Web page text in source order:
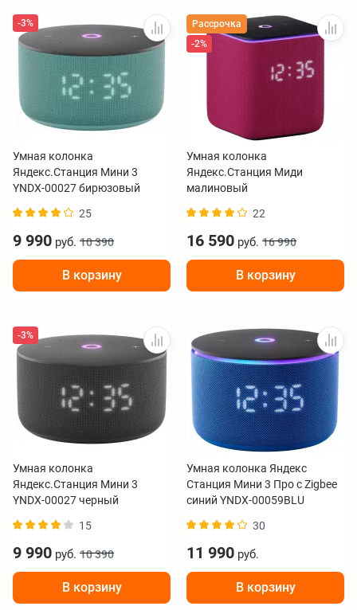
-3%
Умная колонка
Яндекс.Станция Мини 3
YNDX-00027 бирюзовый
25
9 990 руб. 10 390
В корзину
Рассрочка
-2%
Умная колонка
Яндекс.Станция Миди
малиновый
22
16 590 руб. 16 990
В корзину
-3%
Умная колонка
Яндекс.Станция Мини 3
YNDX-00027 черный
15
9 990 руб. 10 390
В корзину
Умная колонка Яндекс
Станция Мини 3 Про с Zigbee
синий YNDX-00059BLU
30
11 990 руб.
В корзину